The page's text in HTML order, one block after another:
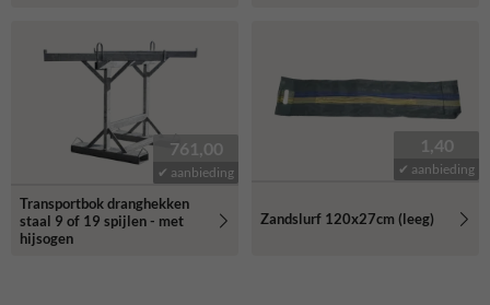
761,00
✔ aanbieding
Transportbok dranghekken
staal 9 of 19 spijlen - met
hijsogen
1,40
✔ aanbieding
Zandslurf 120x27cm (leeg)